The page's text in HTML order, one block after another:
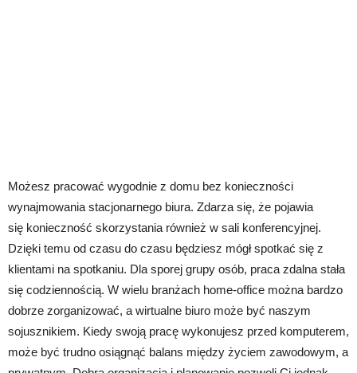
Możesz pracować wygodnie z domu bez konieczności
wynajmowania stacjonarnego biura. Zdarza się, że pojawia
się konieczność skorzystania również w sali konferencyjnej.
Dzięki temu od czasu do czasu będziesz mógł spotkać się z
klientami na spotkaniu. Dla sporej grupy osób, praca zdalna stała
się codziennością. W wielu branżach home-office można bardzo
dobrze zorganizować, a wirtualne biuro może być naszym
sojusznikiem. Kiedy swoją pracę wykonujesz przed komputerem,
może być trudno osiągnąć balans między życiem zawodowym, a